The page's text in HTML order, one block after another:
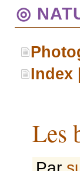
◎
Index
Les